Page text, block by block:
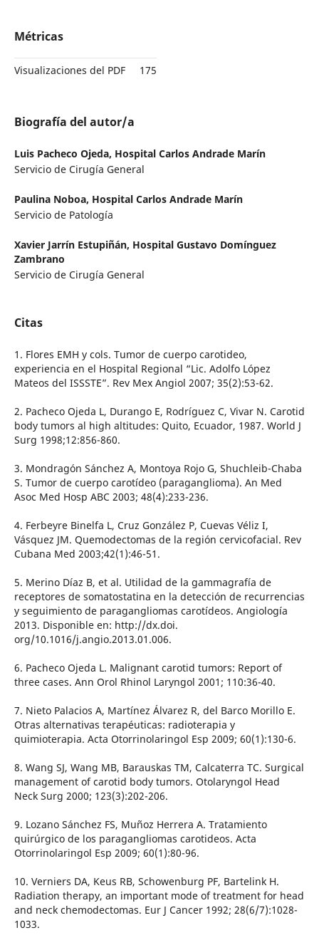
Métricas
Visualizaciones del PDF 175
Biografía del autor/a
Luis Pacheco Ojeda, Hospital Carlos Andrade Marín
Servicio de Cirugía General
Paulina Noboa, Hospital Carlos Andrade Marín
Servicio de Patología
Xavier Jarrín Estupiñán, Hospital Gustavo Domínguez
Zambrano
Servicio de Cirugía General
Citas
1. Flores EMH y cols. Tumor de cuerpo carotideo,
experiencia en el Hospital Regional “Lic. Adolfo López
Mateos del ISSSTE”. Rev Mex Angiol 2007; 35(2):53-62.
2. Pacheco Ojeda L, Durango E, Rodríguez C, Vivar N. Carotid
body tumors al high altitudes: Quito, Ecuador, 1987. World J
Surg 1998;12:856-860.
3. Mondragón Sánchez A, Montoya Rojo G, Shuchleib-Chaba
S. Tumor de cuerpo carotídeo (paraganglioma). An Med
Asoc Med Hosp ABC 2003; 48(4):233-236.
4. Ferbeyre Binelfa L, Cruz González P, Cuevas Véliz I,
Vásquez JM. Quemodectomas de la región cervicofacial. Rev
Cubana Med 2003;42(1):46-51.
5. Merino Díaz B, et al. Utilidad de la gammagrafía de
receptores de somatostatina en la detección de recurrencias
y seguimiento de paragangliomas carotídeos. Angiología
2013. Disponible en: http://dx.doi.
org/10.1016/j.angio.2013.01.006.
6. Pacheco Ojeda L. Malignant carotid tumors: Report of
three cases. Ann Orol Rhinol Laryngol 2001; 110:36-40.
7. Nieto Palacios A, Martínez Álvarez R, del Barco Morillo E.
Otras alternativas terapéuticas: radioterapia y
quimioterapia. Acta Otorrinolaringol Esp 2009; 60(1):130-6.
8. Wang SJ, Wang MB, Barauskas TM, Calcaterra TC. Surgical
management of carotid body tumors. Otolaryngol Head
Neck Surg 2000; 123(3):202-206.
9. Lozano Sánchez FS, Muñoz Herrera A. Tratamiento
quirúrgico de los paragangliomas carotideos. Acta
Otorrinolaringol Esp 2009; 60(1):80-96.
10. Verniers DA, Keus RB, Schowenburg PF, Bartelink H.
Radiation therapy, an important mode of treatment for head
and neck chemodectomas. Eur J Cancer 1992; 28(6/7):1028-
1033.